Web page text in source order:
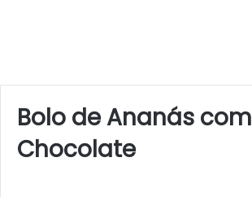
Bolo de Ananás com
Chocolate